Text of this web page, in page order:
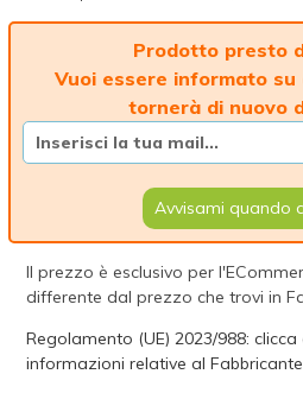
Prodotto presto
Vuoi essere informato
tornerà di nuovo
Avvisami quando
Il prezzo è esclusivo per
differente dal prezzo che trovi in
Regolamento (UE) 2023/988:
informazioni relative al Fabbricante